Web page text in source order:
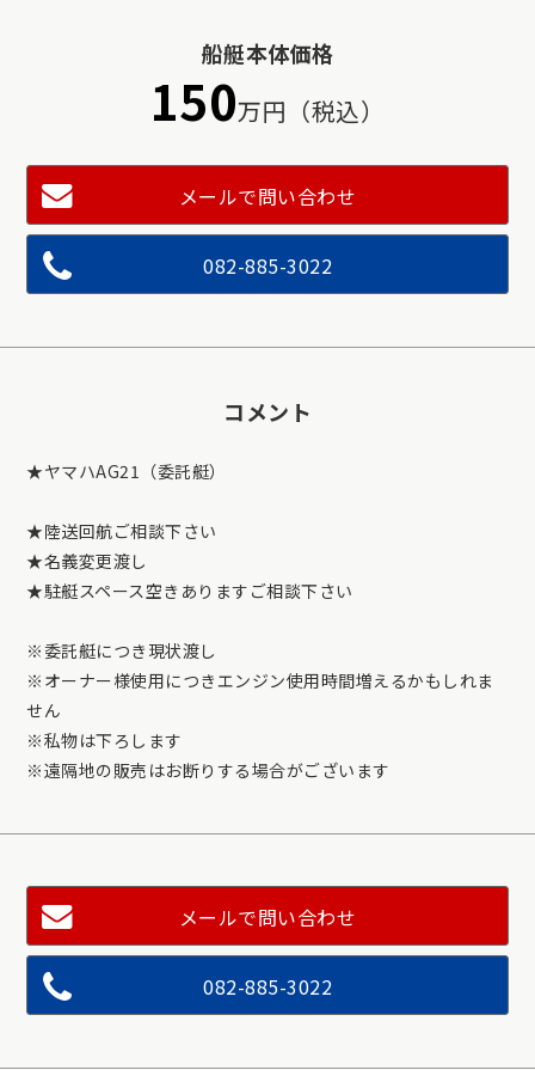
船艇本体価格
150万円（税込）
メールで問い合わせ
082-885-3022
コメント
★ヤマハAG21（委託艇）
★陸送回航ご相談下さい
★名義変更渡し
★駐艇スペース空きありますご相談下さい
※委託艇につき現状渡し
※オーナー様使用につきエンジン使用時間増えるかもしれま
せん
※私物は下ろします
※遠隔地の販売はお断りする場合がございます
メールで問い合わせ
082-885-3022